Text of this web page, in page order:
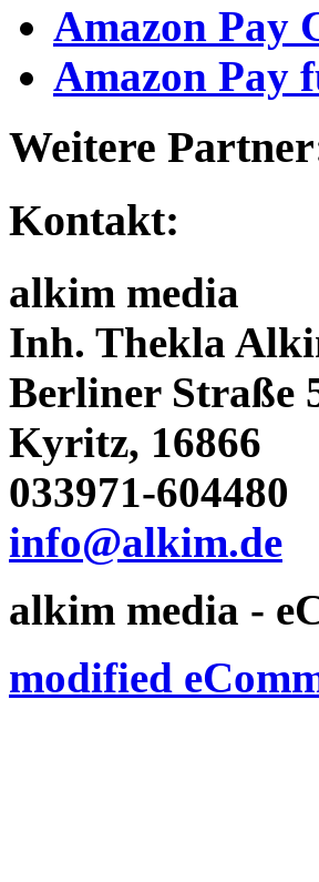
Amazon Pay
Amazon Pay
Weitere
Kontakt:
alkim media
Inh. Thekla
Berliner Straße
Kyritz, 16866
033971-604480
info@alkim.de
alkim media -
modified